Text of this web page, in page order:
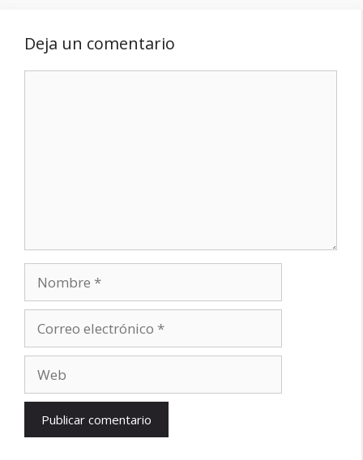
Deja un comentario
electrónico